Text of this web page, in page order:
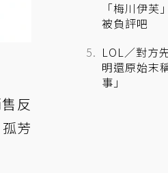
反
芳
「梅川伊
被負評吧
LOL／對方
明還原始末
事」